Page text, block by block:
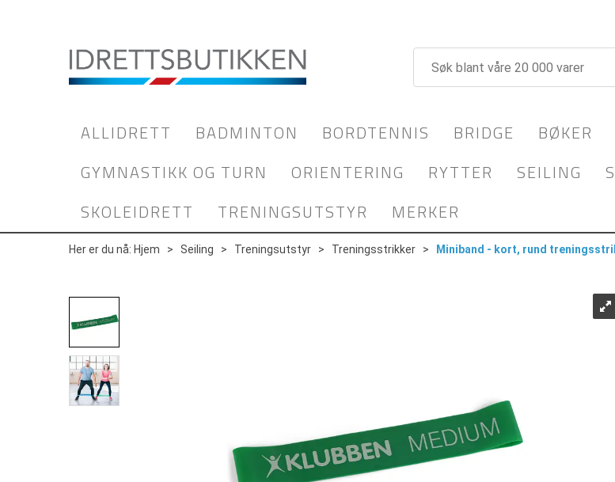
ALLIDRETT BADMINTON BORDTENNIS BRIDGE BØKER
GYMNASTIKK OG TURN
ORIENTERING RYTTER SEILING
SKOLEIDRETT
TRENINGSUTSTYR MERKER
Her er du nå: Hjem > Seiling > Treningsutstyr > Treningsstrikker > Miniband - kort, rund